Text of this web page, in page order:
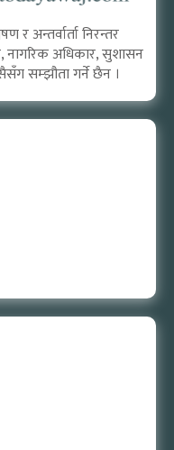
र अन्तर्वार्ता निरन्तर
नागरिक अधिकार, सुशासन
सम्झौता गर्ने छैन ।